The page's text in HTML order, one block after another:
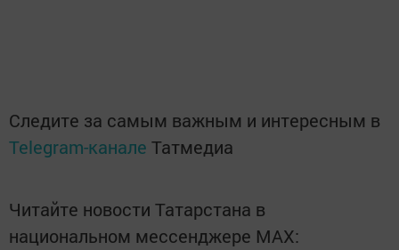
Следите за самым важным и интересным в
Telegram-канале Татмедиа
Читайте новости Татарстана в
национальном мессенджере MАХ: